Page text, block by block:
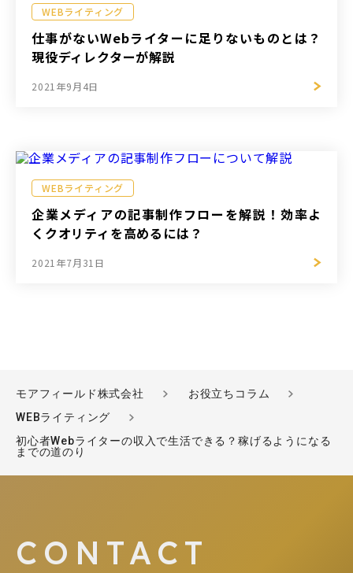
WEBライティング
仕事がないWebライターに足りないものとは？
現役ディレクターが解説
2021年9月4日
WEBライティング
企業メディアの記事制作フローを解説！効率よ
くクオリティを高めるには？
2021年7月31日
モアフィールド株式会社
お役立ちコラム
WEBライティング
初心者Webライターの収入で生活できる？稼げるようになる
までの道のり
CONTACT